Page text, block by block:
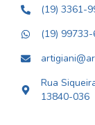
(19) 3361-
(19)
Rua
13840-036